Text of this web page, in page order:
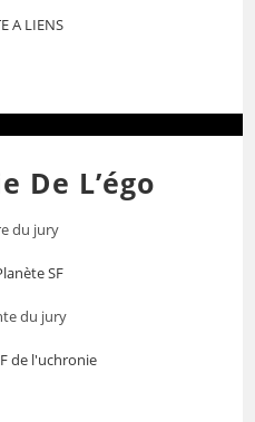
A LIENS
De L’égo
du jury
du jury